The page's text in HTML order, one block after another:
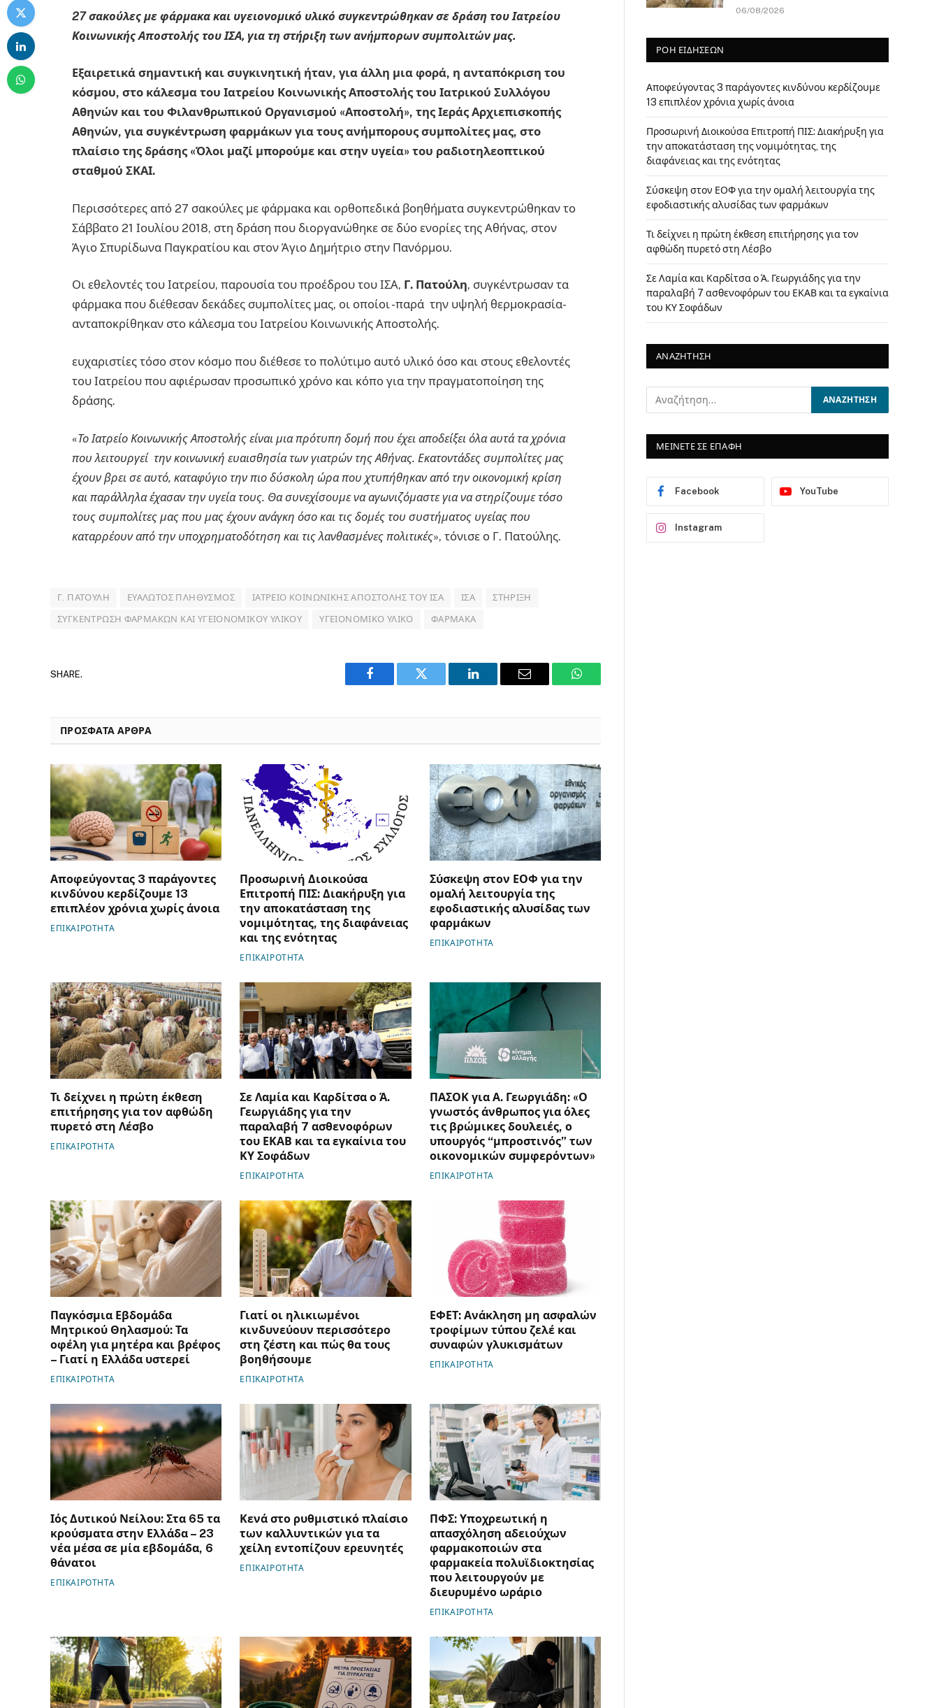
27 σακούλες με φάρμακα και υγειονομικό υλικό συγκεντρώθηκαν σε δράση του Ιατρείου
Κοινωνικής Αποστολής του ΙΣΑ, για τη στήριξη των ανήμπορων συμπολιτών μας.
Εξαιρετικά σημαντική και συγκινητική ήταν, για άλλη μια φορά, η ανταπόκριση του
κόσμου, στο κάλεσμα του Ιατρείου Κοινωνικής Αποστολής του Ιατρικού Συλλόγου
Αθηνών και του Φιλανθρωπικού Οργανισμού «Αποστολή», της Ιεράς Αρχιεπισκοπής
Αθηνών, για συγκέντρωση φαρμάκων για τους ανήμπορους συμπολίτες μας, στο
πλαίσιο της δράσης «Όλοι μαζί μπορούμε και στην υγεία» του ραδιοτηλεοπτικού
σταθμού ΣΚΑΙ.
Περισσότερες από 27 σακούλες με φάρμακα και ορθοπεδικά βοηθήματα συγκεντρώθηκαν το
Σάββατο 21 Ιουλίου 2018, στη δράση που διοργανώθηκε σε δύο ενορίες της Αθήνας, στον
Άγιο Σπυρίδωνα Παγκρατίου και στον Άγιο Δημήτριο στην Πανόρμου.
Οι εθελοντές του Ιατρείου, παρουσία του προέδρου του ΙΣΑ, Γ. Πατούλη, συγκέντρωσαν τα
φάρμακα που διέθεσαν δεκάδες συμπολίτες μας, οι οποίοι -παρά την υψηλή θερμοκρασία-
ανταποκρίθηκαν στο κάλεσμα του Ιατρείου Κοινωνικής Αποστολής.
ευχαριστίες τόσο στον κόσμο που διέθεσε το πολύτιμο αυτό υλικό όσο και στους εθελοντές
του Ιατρείου που αφιέρωσαν προσωπικό χρόνο και κόπο για την πραγματοποίηση της
δράσης.
«Το Ιατρείο Κοινωνικής Αποστολής είναι μια πρότυπη δομή που έχει αποδείξει όλα αυτά τα χρόνια
που λειτουργεί την κοινωνική ευαισθησία των γιατρών της Αθήνας. Εκατοντάδες συμπολίτες μας
έχουν βρει σε αυτό, καταφύγιο την πιο δύσκολη ώρα που χτυπήθηκαν από την οικονομική κρίση
και παράλληλα έχασαν την υγεία τους. Θα συνεχίσουμε να αγωνιζόμαστε για να στηρίζουμε τόσο
τους συμπολίτες μας που μας έχουν ανάγκη όσο και τις δομές του συστήματος υγείας που
καταρρέουν από την υποχρηματοδότηση και τις λανθασμένες πολιτικές», τόνισε ο Γ. Πατούλης.
Γ. ΠΑΤΟΎΛΗ ΕΥΆΛΩΤΟΣ ΠΛΗΘΥΣΜΌΣ ΙΑΤΡΕΊΟ ΚΟΙΝΩΝΙΚΉΣ ΑΠΟΣΤΟΛΉΣ ΤΟΥ ΙΣΑ ΙΣΑ ΣΤΉΡΙΞΗ
ΣΥΓΚΈΝΤΡΩΣΗ ΦΑΡΜΆΚΩΝ ΚΑΙ ΥΓΕΙΟΝΟΜΙΚΟΎ ΥΛΙΚΟΎ ΥΓΕΙΟΝΟΜΙΚΌ ΥΛΙΚΌ ΦΆΡΜΑΚΑ
SHARE.
Facebook Twitter LinkedIn Email WhatsApp
ΠΡΟΣΦΑΤΑ ΑΡΘΡΑ
Αποφεύγοντας 3 παράγοντες
κινδύνου κερδίζουμε 13
επιπλέον χρόνια χωρίς άνοια
ΕΠΙΚΑΙΡΟΤΗΤΑ
Προσωρινή Διοικούσα
Επιτροπή ΠΙΣ: Διακήρυξη για
την αποκατάσταση της
νομιμότητας, της διαφάνειας
και της ενότητας
ΕΠΙΚΑΙΡΟΤΗΤΑ
Σύσκεψη στον ΕΟΦ για την
ομαλή λειτουργία της
εφοδιαστικής αλυσίδας των
φαρμάκων
ΕΠΙΚΑΙΡΟΤΗΤΑ
Τι δείχνει η πρώτη έκθεση
επιτήρησης για τον αφθώδη
πυρετό στη Λέσβο
ΕΠΙΚΑΙΡΟΤΗΤΑ
Σε Λαμία και Καρδίτσα ο Ά.
Γεωργιάδης για την
παραλαβή 7 ασθενοφόρων
του ΕΚΑΒ και τα εγκαίνια του
ΚΥ Σοφάδων
ΕΠΙΚΑΙΡΟΤΗΤΑ
ΠΑΣΟΚ για Α. Γεωργιάδη: «Ο
γνωστός άνθρωπος για όλες
τις βρώμικες δουλειές, ο
υπουργός “μπροστινός” των
οικονομικών συμφερόντων»
ΕΠΙΚΑΙΡΟΤΗΤΑ
Παγκόσμια Εβδομάδα
Μητρικού Θηλασμού: Τα
οφέλη για μητέρα και βρέφος
– Γιατί η Ελλάδα υστερεί
ΕΠΙΚΑΙΡΟΤΗΤΑ
Γιατί οι ηλικιωμένοι
κινδυνεύουν περισσότερο
στη ζέστη και πώς θα τους
βοηθήσουμε
ΕΠΙΚΑΙΡΟΤΗΤΑ
ΕΦΕΤ: Ανάκληση μη ασφαλών
τροφίμων τύπου ζελέ και
συναφών γλυκισμάτων
ΕΠΙΚΑΙΡΟΤΗΤΑ
Ιός Δυτικού Νείλου: Στα 65 τα
κρούσματα στην Ελλάδα – 23
νέα μέσα σε μία εβδομάδα, 6
θάνατοι
ΕΠΙΚΑΙΡΟΤΗΤΑ
Κενά στο ρυθμιστικό πλαίσιο
των καλλυντικών για τα
χείλη εντοπίζουν ερευνητές
ΕΠΙΚΑΙΡΟΤΗΤΑ
ΠΦΣ: Υποχρεωτική η
απασχόληση αδειούχων
φαρμακοποιών στα
φαρμακεία πολυϊδιοκτησίας
που λειτουργούν με
διευρυμένο ωράριο
ΕΠΙΚΑΙΡΟΤΗΤΑ
06/08/2026
ΡΟΗ ΕΙΔΗΣΕΩΝ
Αποφεύγοντας 3 παράγοντες κινδύνου κερδίζουμε
13 επιπλέον χρόνια χωρίς άνοια
Προσωρινή Διοικούσα Επιτροπή ΠΙΣ: Διακήρυξη για
την αποκατάσταση της νομιμότητας, της
διαφάνειας και της ενότητας
Σύσκεψη στον ΕΟΦ για την ομαλή λειτουργία της
εφοδιαστικής αλυσίδας των φαρμάκων
Τι δείχνει η πρώτη έκθεση επιτήρησης για τον
αφθώδη πυρετό στη Λέσβο
Σε Λαμία και Καρδίτσα ο Ά. Γεωργιάδης για την
παραλαβή 7 ασθενοφόρων του ΕΚΑΒ και τα εγκαίνια
του ΚΥ Σοφάδων
ΑΝΑΖΗΤΗΣΗ
ΜΕΙΝΕΤΕ ΣΕ ΕΠΑΦΗ
Facebook YouTube
Instagram